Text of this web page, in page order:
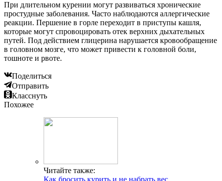
При длительном курении могут развиваться хронические
простудные заболевания. Часто наблюдаются аллергические
реакции. Першение в горле переходит в приступы кашля,
которые могут спровоцировать отек верхних дыхательных
путей. Под действием глицерина нарушается кровообращение
в головном мозге, что может привести к головной боли,
тошноте и рвоте.
Поделиться
Отправить
Класснуть
Похожее
Читайте также: